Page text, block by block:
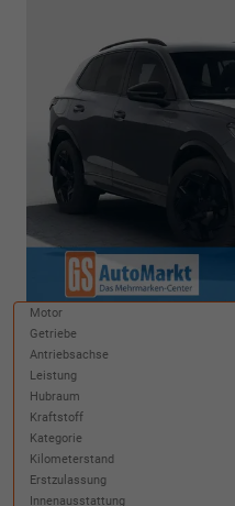
Motor
Getriebe
Antriebsachse
Leistung
Hubraum
Kraftstoff
Kategorie
Kilometerstand
Erstzulassung
Innenausstattung